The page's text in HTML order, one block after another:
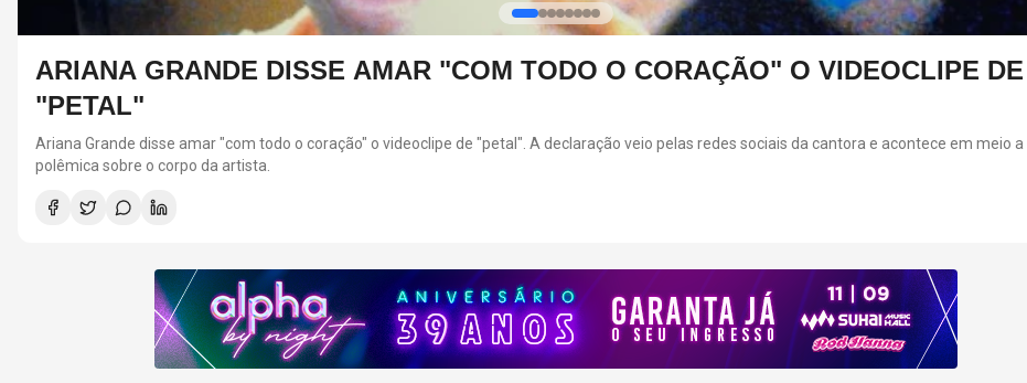
AMAR "COM TODO O CORAÇÃO" O VIDEOCLIPE DE
o coração" o videoclipe de "petal". A declaração veio pelas redes sociais da cantora e acontece em meio a uma
ABRE NESTA
Abre nesta quinta-feira
ingressos para datas que